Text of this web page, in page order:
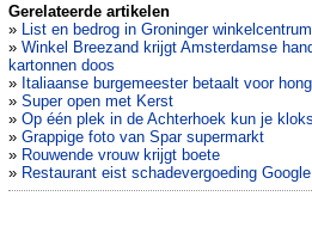
Gerelateerde artikelen
» List en bedrog in Groninger
» Winkel Breezand krijgt Amsterdamse
kartonnen doos
» Italiaanse burgemeester betaalt voor
» Super open met Kerst
» Op één plek in de Achterhoek kun je
» Grappige foto van Spar supermarkt
» Rouwende vrouw krijgt boete
» Restaurant eist schadevergoeding Google